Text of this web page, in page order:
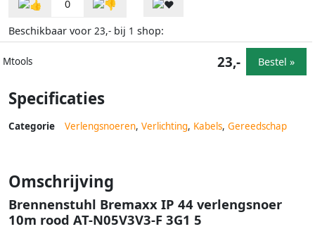
0
Beschikbaar voor 23,- bij 1 shop:
Mtools 23,- Bestel »
Specificaties
Categorie Verlengsnoeren, Verlichting, Kabels, Gereedschap
Omschrijving
Brennenstuhl Bremaxx IP 44 verlengsnoer
10m rood AT-N05V3V3-F 3G1 5